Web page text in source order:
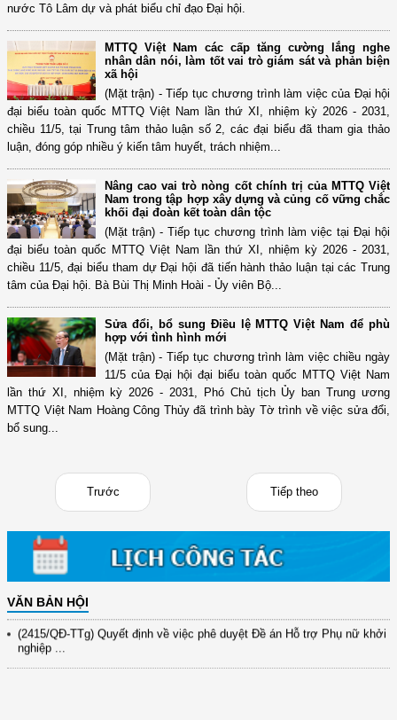
nước Tô Lâm dự và phát biểu chỉ đạo Đại hội.
MTTQ Việt Nam các cấp tăng cường lắng nghe
nhân dân nói, làm tốt vai trò giám sát và phản biện
xã hội
(Mặt trận) - Tiếp tục chương trình làm việc của Đại hội
đại biểu toàn quốc MTTQ Việt Nam lần thứ XI, nhiệm kỳ 2026 - 2031,
chiều 11/5, tại Trung tâm thảo luận số 2, các đại biểu đã tham gia thảo
luận, đóng góp nhiều ý kiến tâm huyết, trách nhiệm...
Nâng cao vai trò nòng cốt chính trị của MTTQ Việt
Nam trong tập hợp xây dựng và củng cố vững chắc
khối đại đoàn kết toàn dân tộc
(Mặt trận) - Tiếp tục chương trình làm việc tại Đại hội
đại biểu toàn quốc MTTQ Việt Nam lần thứ XI, nhiệm kỳ 2026 - 2031,
chiều 11/5, đại biểu tham dự Đại hội đã tiến hành thảo luận tại các Trung
tâm của Đại hội. Bà Bùi Thị Minh Hoài - Ủy viên Bộ...
Sửa đổi, bổ sung Điều lệ MTTQ Việt Nam để phù
hợp với tình hình mới
(Mặt trận) - Tiếp tục chương trình làm việc chiều ngày
11/5 của Đại hội đại biểu toàn quốc MTTQ Việt Nam
lần thứ XI, nhiệm kỳ 2026 - 2031, Phó Chủ tịch Ủy ban Trung ương
MTTQ Việt Nam Hoàng Công Thủy đã trình bày Tờ trình về việc sửa đổi,
bổ sung...
Trước Tiếp theo
VĂN BẢN HỘI
(898/KH/ĐCT) Kế hoạch thực hiện Quyết định số 2415/QĐ-TTg ngày
31/10/2025 ...
(417/QĐ-BNNMT) Quyết định phê duyệt Chương trình mục tiêu quốc gia
xây dựng ...
(891/KH-ĐCT) Kế hoạch thực hiện Nghị quyết số 72-NQ/TW ngày
9/9/2025 của Bộ ...
(2415/QĐ-TTg) Quyết định về việc phê duyệt Đề án Hỗ trợ Phụ nữ khởi
nghiệp ...